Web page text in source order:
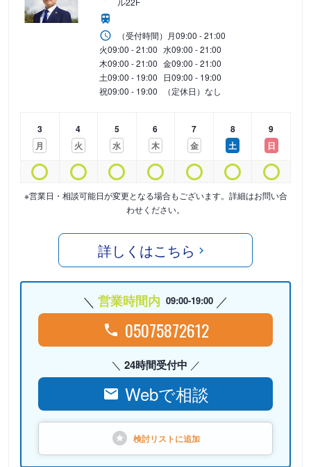
（受付時間） 月09:00 - 21:00
火09:00 - 21:00 水09:00 - 21:00
木09:00 - 21:00 金09:00 - 21:00
土09:00 - 19:00 日09:00 - 19:00
祝09:00 - 19:00 （定休日）なし
3
月
4
火
5
水
6
木
7
金
8
土
9
日
※営業日・相談可能日が変更となる場合もございます。詳細はお問い合
わせください。
詳しくはこちら
営業時間内 09:00-19:00
05075872612
24時間受付中
Webで相談
検討リストに追加